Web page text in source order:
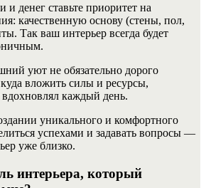
денег ставьте приоритет на
качественную основу (стены, пол,
Так ваш интерьер всегда будет
уют не обязательно дорого
вложить силы и ресурсы,
вдохновлял каждый день.
уникального и комфортного
успехами и задавать вопросы —
уже близко.
интерьера, который